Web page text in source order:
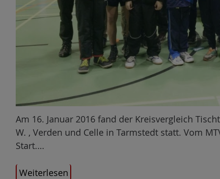
Am 16. Januar 2016 fand der Kreisvergleich
W. , Verden und Celle in Tarmstedt statt. Vom
Start.…
Weiterlesen